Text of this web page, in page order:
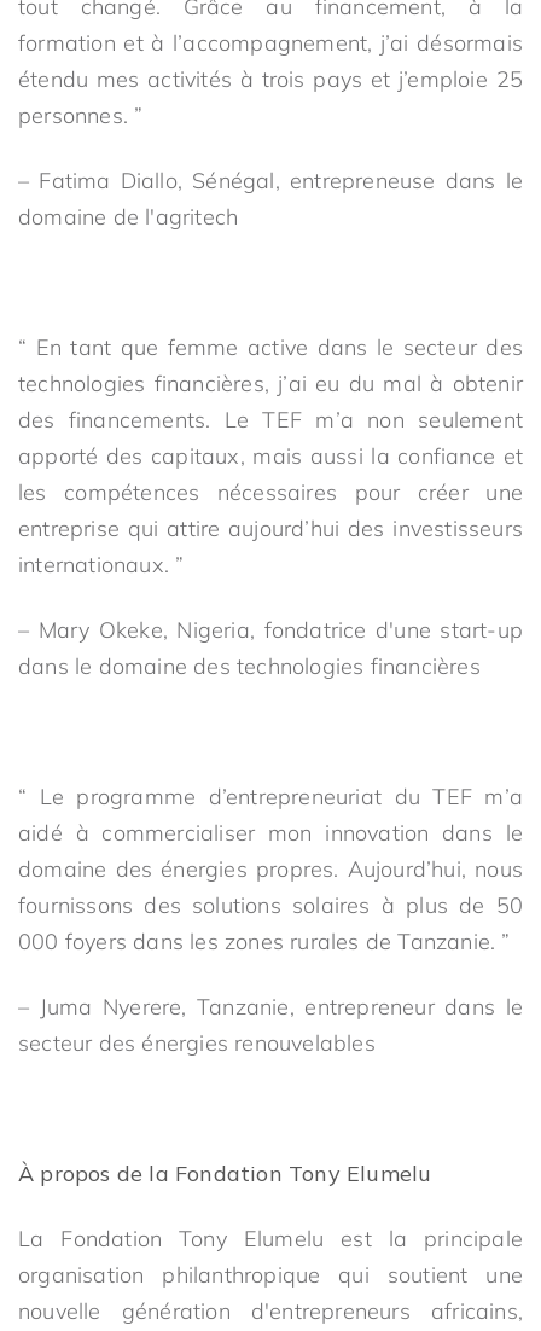
tout changé. Grâce au financement, à la
formation et à l’accompagnement, j’ai désormais
étendu mes activités à trois pays et j’emploie 25
personnes. ”
– Fatima Diallo, Sénégal, entrepreneuse dans le
domaine de l'agritech
“ En tant que femme active dans le secteur des
technologies financières, j’ai eu du mal à obtenir
des financements. Le TEF m’a non seulement
apporté des capitaux, mais aussi la confiance et
les compétences nécessaires pour créer une
entreprise qui attire aujourd’hui des investisseurs
internationaux. ”
– Mary Okeke, Nigeria, fondatrice d'une start-up
dans le domaine des technologies financières
“ Le programme d’entrepreneuriat du TEF m’a
aidé à commercialiser mon innovation dans le
domaine des énergies propres. Aujourd’hui, nous
fournissons des solutions solaires à plus de 50
000 foyers dans les zones rurales de Tanzanie. ”
– Juma Nyerere, Tanzanie, entrepreneur dans le
secteur des énergies renouvelables
À propos de la Fondation Tony Elumelu
La Fondation Tony Elumelu est la principale
organisation philanthropique qui soutient une
nouvelle génération d'entrepreneurs africains,